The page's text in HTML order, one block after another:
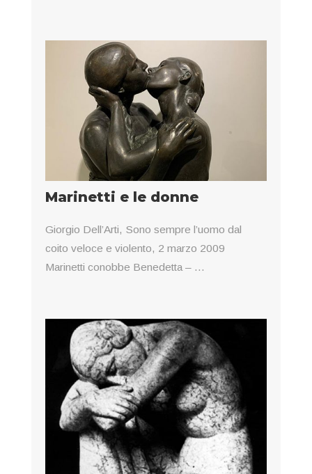
Marinetti e le donne
Giorgio Dell’Arti, Sono sempre l’uomo dal
coito veloce e violento, 2 marzo 2009
Marinetti conobbe Benedetta – ...